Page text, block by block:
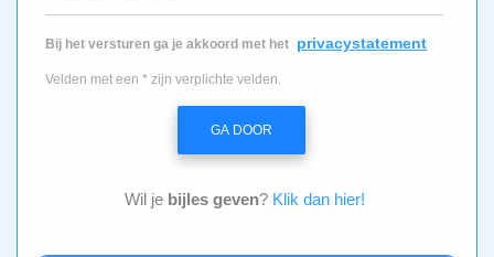
Bij het versturen ga je akkoord met het privacystatement
Velden met een * zijn verplichte velden.
GA DOOR
Wil je bijles geven? Klik dan hier!